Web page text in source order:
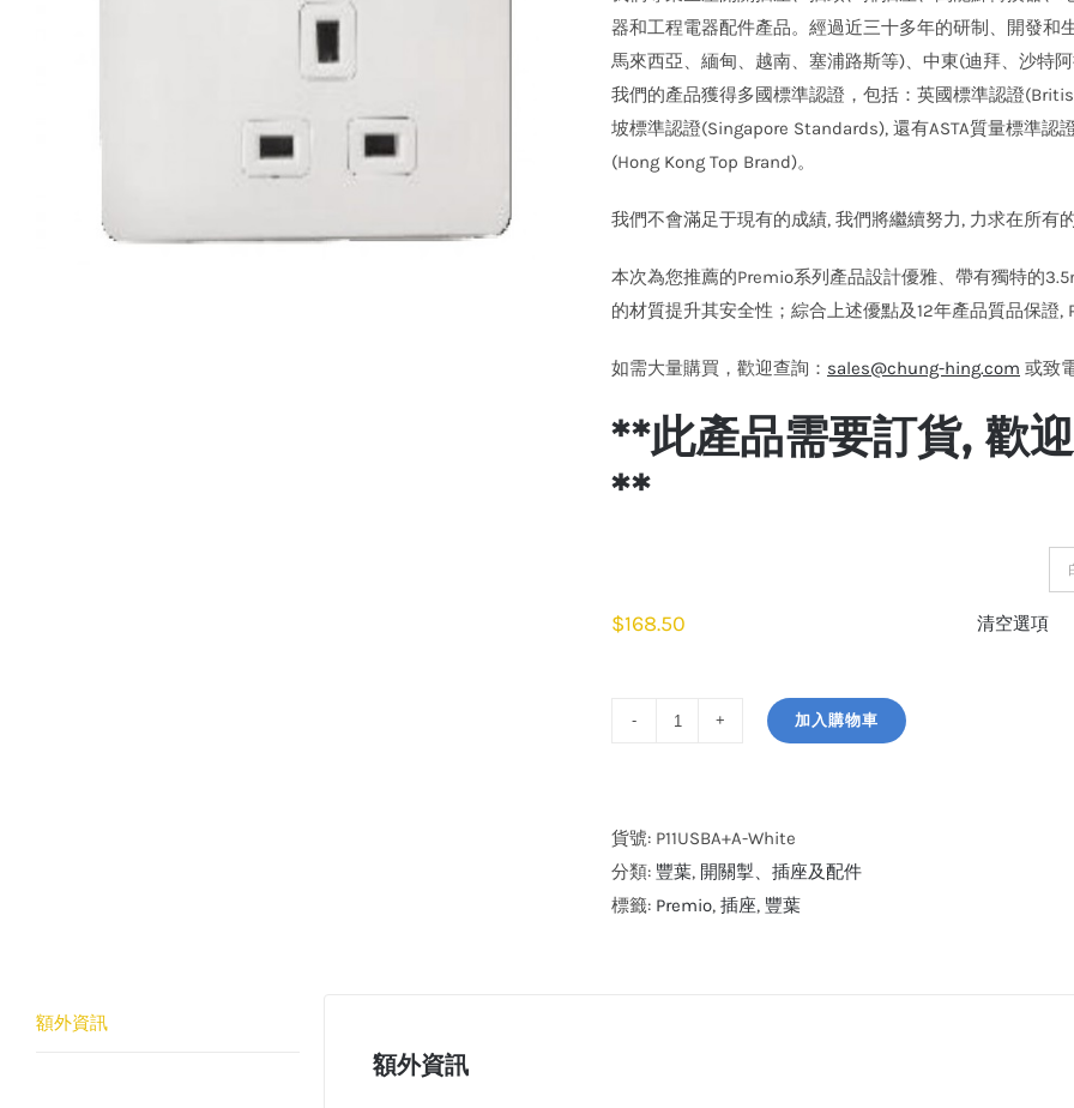
器和工程電器配件產品。經過近三十多年的研制、開發
馬來西亞、緬甸、越南、塞浦路斯等)、中東(迪拜、沙特
我們的產品獲得多國標準認證，包括：英國標準認證
坡標準認證(Singapore Standards), 還有ASTA質量標準
(Hong Kong Top Brand)。
我們不會滿足于現有的成績, 我們將繼續努力, 力求在所有
本次為您推薦的Premio系列產品設計優雅、帶有獨特的
的材質提升其安全性；綜合上述優點及12年產品質品保證,
如需大量購買，歡迎查詢： sales@chung-hing.com 或致
**此產品需要訂貨, 歡
**
$168.50 清空選項
13A
插
座
加入購物車
貨號: P11USBA+A-White
分類: 豐葉, 開關掣、插座及配件
標籤: Premio, 插座, 豐葉
額外資訊
額外資訊